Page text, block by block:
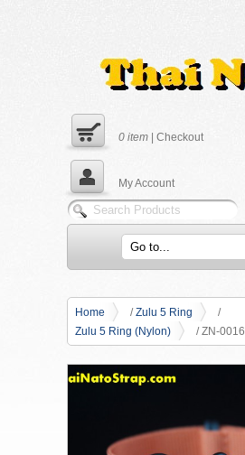
0 item | Checkout
My Account
Home /Zulu 5 Ring
/
Zulu 5 Ring (Nylon)
/ ZN-0016